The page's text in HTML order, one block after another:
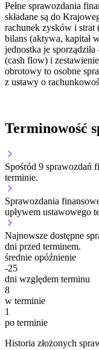
Pełne sprawozdania
składane są do
rachunek zysków i strat
bilans (aktywa, kapitał
jednostka je
(cash flow) i
obrotowy to osobne
z ustawy o
Terminowość
Spośród 9 sprawozdań
terminie.
Sprawozdania
upływem ustawowego
Najnowsze dostępne
dni przed terminem.
średnie opóźnienie
-25
dni względem terminu
8
w terminie
1
po terminie
Historia złożonych